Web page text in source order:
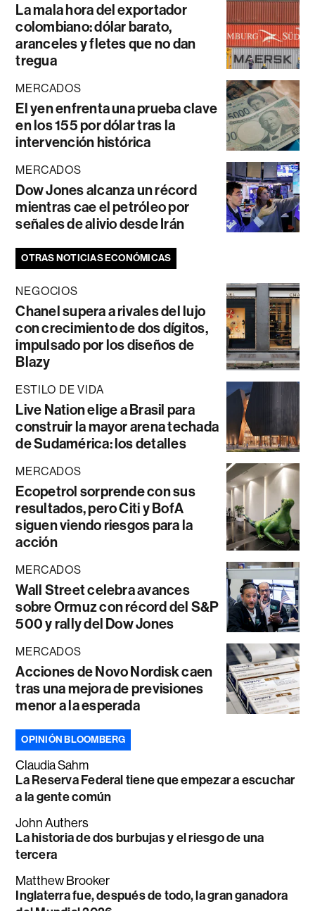
La mala hora del exportador
colombiano: dólar barato,
aranceles y fletes que no dan
tregua
MERCADOS
El yen enfrenta una prueba clave
en los 155 por dólar tras la
intervención histórica
MERCADOS
Dow Jones alcanza un récord
mientras cae el petróleo por
señales de alivio desde Irán
OTRAS NOTICIAS ECONÓMICAS
NEGOCIOS
Chanel supera a rivales del lujo
con crecimiento de dos dígitos,
impulsado por los diseños de
Blazy
ESTILO DE VIDA
Live Nation elige a Brasil para
construir la mayor arena techada
de Sudamérica: los detalles
MERCADOS
Ecopetrol sorprende con sus
resultados, pero Citi y BofA
siguen viendo riesgos para la
acción
MERCADOS
Wall Street celebra avances
sobre Ormuz con récord del S&P
500 y rally del Dow Jones
MERCADOS
Acciones de Novo Nordisk caen
tras una mejora de previsiones
menor a la esperada
OPINIÓN BLOOMBERG
Claudia Sahm
La Reserva Federal tiene que empezar a escuchar
a la gente común
John Authers
La historia de dos burbujas y el riesgo de una
tercera
Matthew Brooker
Inglaterra fue, después de todo, la gran ganadora